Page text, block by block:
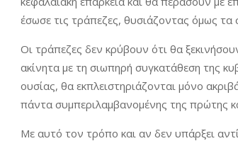
έσωσε τις τράπεζες, θυσιάζοντας όμως τα
Οι τράπεζες δεν κρύβουν ότι θα
ακίνητα με τη σιωπηρή συγκατάθεση της
ουσίας, θα εκπλειστηριάζονται μόνο
πάντα συμπεριλαμβανομένης της πρώτης
Με αυτό τον τρόπο και αν δεν υπάρξει